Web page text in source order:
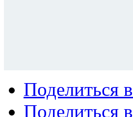
Поделиться
Поделиться